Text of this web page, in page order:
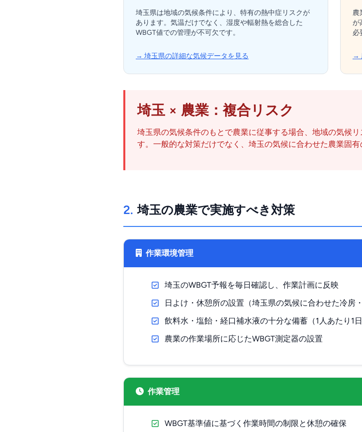
埼玉県は地域の気候条件により、特有の熱中症リスクが
あります。気温だけでなく、湿度や輻射熱を総合した
WBGT値での管理が不可欠です。
→ 埼玉県の詳細な気候データを見る
農
が
必
→
埼玉 × 農業：複合リスク
埼玉県の気候条件のもとで農業に従事する場合、地域の気候
す。一般的な対策だけでなく、埼玉の気候に合わせた農業固有
2. 埼玉の農業で実施すべき対策
作業環境管理
埼玉のWBGT予報を毎日確認し、作業計画に反映
日よけ・休憩所の設置（埼玉県の気候に合わせた冷房
飲料水・塩飴・経口補水液の十分な備蓄（1人あたり1日
農業の作業場所に応じたWBGT測定器の設置
作業管理
WBGT基準値に基づく作業時間の制限と休憩の確保